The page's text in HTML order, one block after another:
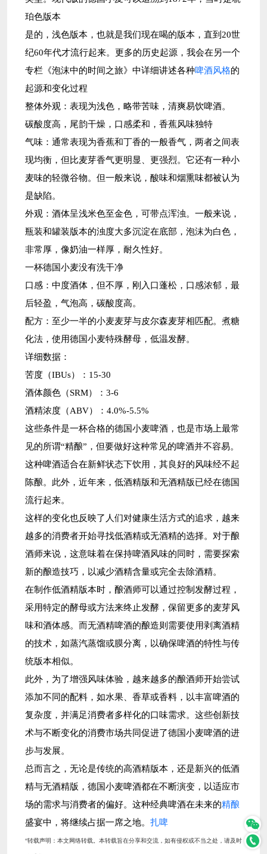
珀色版本
是的，浅色版本，也就是我们现在喝的版本，直到20世
纪60年代才流行起来。更多的历史起源，我会在另一个
专栏《泡沫中的时间之旅》中详细讲述各种啤酒风格的
起源和变化过程
整体外观：表现为浅色，略带苦味，清爽易饮啤酒。
碳酸度高，尾韵干燥，口感柔和，香蕉风味独特
气味：通常表现为香蕉和丁香的一般香气，两者之间表
现均衡，但比麦芽香气更明显、更强烈。它还有一种小
麦味的轻微谷物。但一般来说，酸味和烟熏味都被认为
是缺陷。
外观：酒体呈浅米色至金色，可带点浑浊。一般来说，
瓶装和罐装版本的浊度大多沉淀在底部，泡沫为白色，
非常厚，像奶油一样厚，耐久性好。
一杯德国小麦没有洗干净
口感：中度酒体，但不厚，刚入口蓬松，口感浓郁，最
后轻盈，气泡高，碳酸度高。
配方：至少一半的小麦麦芽与皮尔森麦芽相匹配。煮糖
化法，使用德国小麦特殊酵母，低温发酵。
详细数据：
苦度（IBUs）：15-30
酒体颜色（SRM）：3-6
酒精浓度（ABV）：4.0%-5.5%
这些条件是一杯合格的德国小麦啤酒，也是市场上最常
见的所谓“精酿”，但要做好这种常见的啤酒并不容易。
这种啤酒适合在新鲜状态下饮用，其良好的风味经不起
陈酿。此外，近年来，低酒精版和无酒精版已经在德国
流行起来。
这样的变化也反映了人们对健康生活方式的追求，越来
越多的消费者开始寻找低酒精或无酒精的选择。对于酿
酒师来说，这意味着在保持啤酒风味的同时，需要探索
新的酿造技巧，以减少酒精含量或完全去除酒精。
在制作低酒精版本时，酿酒师可以通过控制发酵过程，
采用特定的酵母或方法来终止发酵，保留更多的麦芽风
味和酒体感。而无酒精啤酒的酿造则需要使用剥离酒精
的技术，如蒸汽蒸馏或膜分离，以确保啤酒的特性与传
统版本相似。
此外，为了增强风味体验，越来越多的酿酒师开始尝试
添加不同的配料，如水果、香草或香料，以丰富啤酒的
复杂度，并满足消费者多样化的口味需求。这些创新技
术与不断变化的消费市场共同促进了德国小麦啤酒的进
步与发展。
总而言之，无论是传统的高酒精版本，还是新兴的低酒
精与无酒精版，德国小麦啤酒都在不断演变，以适应市
场的需求与消费者的偏好。这种经典啤酒在未来的精酿
盛宴中，将继续占据一席之地。 扎啤
“‌转载声明‌：本文网络转载。本转载旨在分享和交流，如有侵权或不当之处，请及时